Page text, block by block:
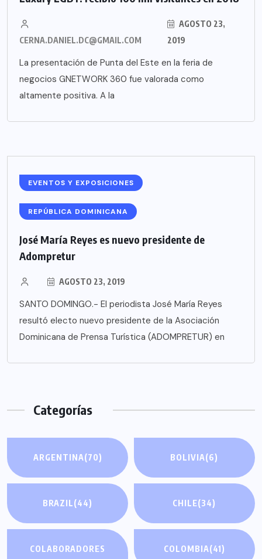
CERNA.DANIEL.DC@GMAIL.COM
AGOSTO 23,
2019
La presentación de Punta del Este en la feria de
negocios GNETWORK 360 fue valorada como
altamente positiva. A la
EVENTOS Y EXPOSICIONES
REPÚBLICA DOMINICANA
José María Reyes es nuevo presidente de
Adompretur
AGOSTO 23, 2019
SANTO DOMINGO.- El periodista José María Reyes
resultó electo nuevo presidente de la Asociación
Dominicana de Prensa Turística (ADOMPRETUR) en
Categorías
ARGENTINA(70) BOLIVIA(6)
BRAZIL(44) CHILE(34)
COLABORADORES
COLOMBIA(41)